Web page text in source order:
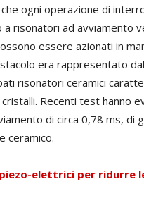
ogni operazione di
a risonatori ad avviamento
essere azionati in
era rappresentato
risonatori ceramici
Recenti test hanno
di circa 0,78 ms, di
ceramico.
elettrici per ridurre